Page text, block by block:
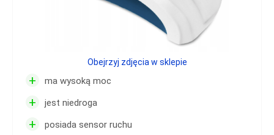
+ ma wysoką moc
+ jest niedroga
+ posiada sensor ruchu
Obejrzyj zdjęcia w sklepie